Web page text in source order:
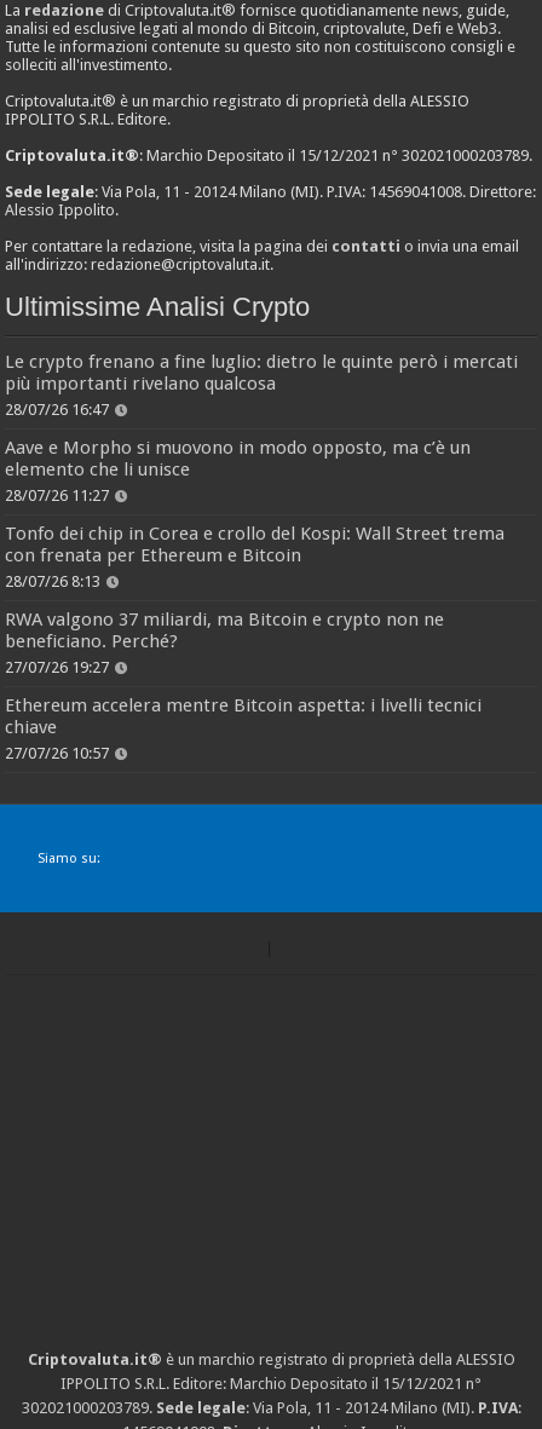
La redazione di Criptovaluta.it® fornisce quotidianamente news, guide,
analisi ed esclusive legati al mondo di Bitcoin, criptovalute, Defi e Web3.
Tutte le informazioni contenute su questo sito non costituiscono consigli e
solleciti all'investimento.
Criptovaluta.it® è un marchio registrato di proprietà della ALESSIO
IPPOLITO S.R.L. Editore.
Criptovaluta.it®: Marchio Depositato il 15/12/2021 n° 302021000203789.
Sede legale: Via Pola, 11 - 20124 Milano (MI). P.IVA: 14569041008. Direttore:
Alessio Ippolito.
Per contattare la redazione, visita la pagina dei contatti o invia una email
all'indirizzo:redazione@criptovaluta.it.
Ultimissime Analisi Crypto
Le crypto frenano a fine luglio: dietro le quinte però i mercati
più importanti rivelano qualcosa
28/07/26 16:47
Aave e Morpho si muovono in modo opposto, ma c’è un
elemento che li unisce
28/07/26 11:27
Tonfo dei chip in Corea e crollo del Kospi: Wall Street trema
con frenata per Ethereum e Bitcoin
28/07/26 8:13
RWA valgono 37 miliardi, ma Bitcoin e crypto non ne
beneficiano. Perché?
27/07/26 19:27
Ethereum accelera mentre Bitcoin aspetta: i livelli tecnici
chiave
27/07/26 10:57
Siamo su:
Criptovaluta.it® è un marchio registrato di proprietà della ALESSIO
IPPOLITO S.R.L. Editore: Marchio Depositato il 15/12/2021 n°
302021000203789. Sede legale: Via Pola, 11 - 20124 Milano (MI). P.IVA: